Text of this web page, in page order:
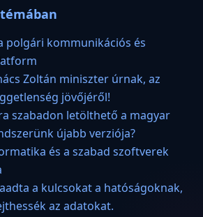
polgári kommunikációs és
Zoltán miniszter úrnak, az
jövőjéről!
szabadon letölthető a magyar
újabb verziója?
és a szabad szoftverek
a kulcsokat a hatóságoknak,
az adatokat.